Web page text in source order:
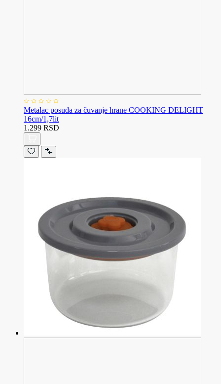
Metalac posuda za čuvanje hrane COOKING DELIGHT
16cm/1,7lit
1.299 RSD